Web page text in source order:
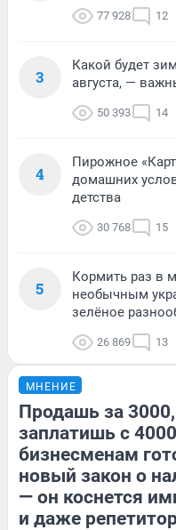
77 928 12
3
Какой будет
августа, —
50 393 14
4
Пирожное
домашних
детства
30 768 15
5
Кормить раз в
необычным
зелёное
26 869 13
МНЕНИЕ
Продашь за 3000,
заплатишь с
бизнесменам
новый закон о
— он коснется
и даже